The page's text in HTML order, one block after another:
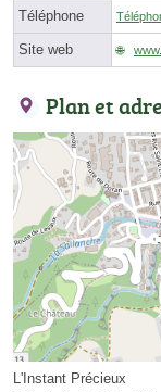
Téléphone
Site web
Plan et
L'Instant Précieux